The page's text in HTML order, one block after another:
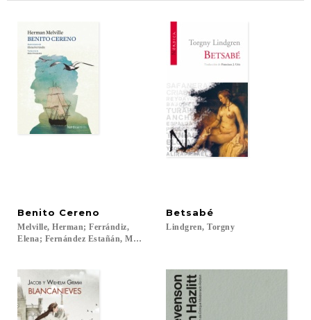
Benito Cereno
Melville, Herman; Ferrándiz,
Elena; Fernández Estañán, Maite...
Betsabé
Lindgren, Torgny